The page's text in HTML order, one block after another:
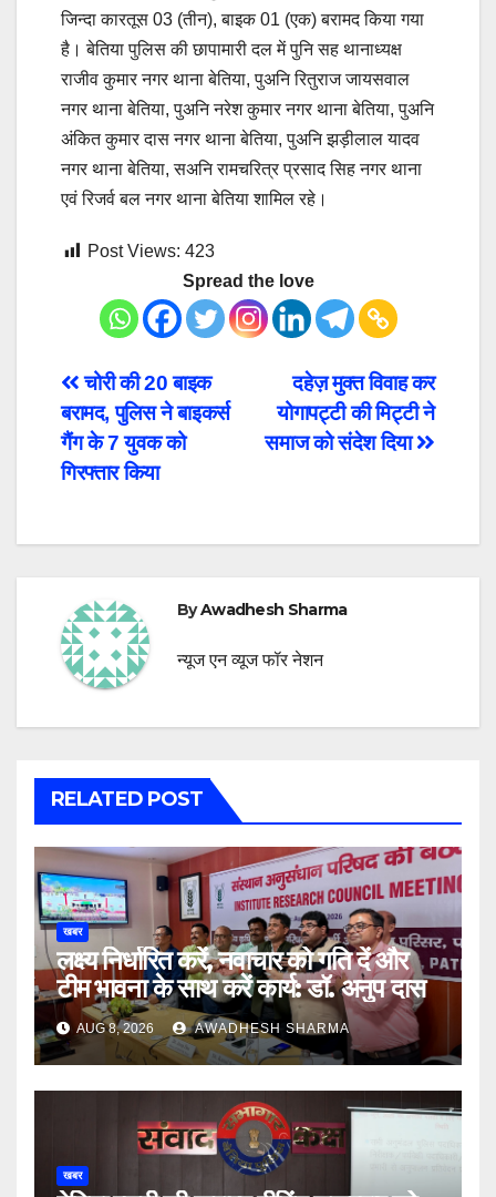
जिन्दा कारतूस 03 (तीन), बाइक 01 (एक) बरामद किया गया
है। बेतिया पुलिस की छापामारी दल में पुनि सह थानाध्यक्ष
राजीव कुमार नगर थाना बेतिया, पुअनि रितुराज जायसवाल
नगर थाना बेतिया, पुअनि नरेश कुमार नगर थाना बेतिया, पुअनि
अंकित कुमार दास नगर थाना बेतिया, पुअनि झड़ीलाल यादव
नगर थाना बेतिया, सअनि रामचरित्र प्रसाद सिह नगर थाना
एवं रिजर्व बल नगर थाना बेतिया शामिल रहे।
Post Views: 423
Spread the love
Post
navigation
दहेज़ मुक्त विवाह कर
योगापट्टी की मिट्टी ने
समाज को संदेश दिया
चोरी की 20 बाइक
बरामद, पुलिस ने बाइकर्स
गैंग के 7 युवक को
गिरफ्तार किया
ByAwadhesh Sharma
न्यूज एन व्यूज फॉर नेशन
RELATED POST
खबर
लक्ष्य निर्धारित करें, नवाचार को गति दें और
टीम भावना के साथ करें कार्य: डॉ. अनुप दास
AUG 8, 2026 AWADHESH SHARMA
खबर